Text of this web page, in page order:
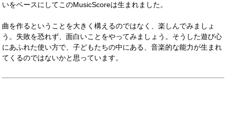
いをベースにしてこのMusicScoreは生まれました。
曲を作るということを大きく構えるのではなく、楽しんでみましょ
う。失敗を恐れず、面白いことをやってみましょう。そうした遊び心
にあふれた使い方で、子どもたちの中にある、音楽的な能力が生まれ
てくるのではないかと思っています。